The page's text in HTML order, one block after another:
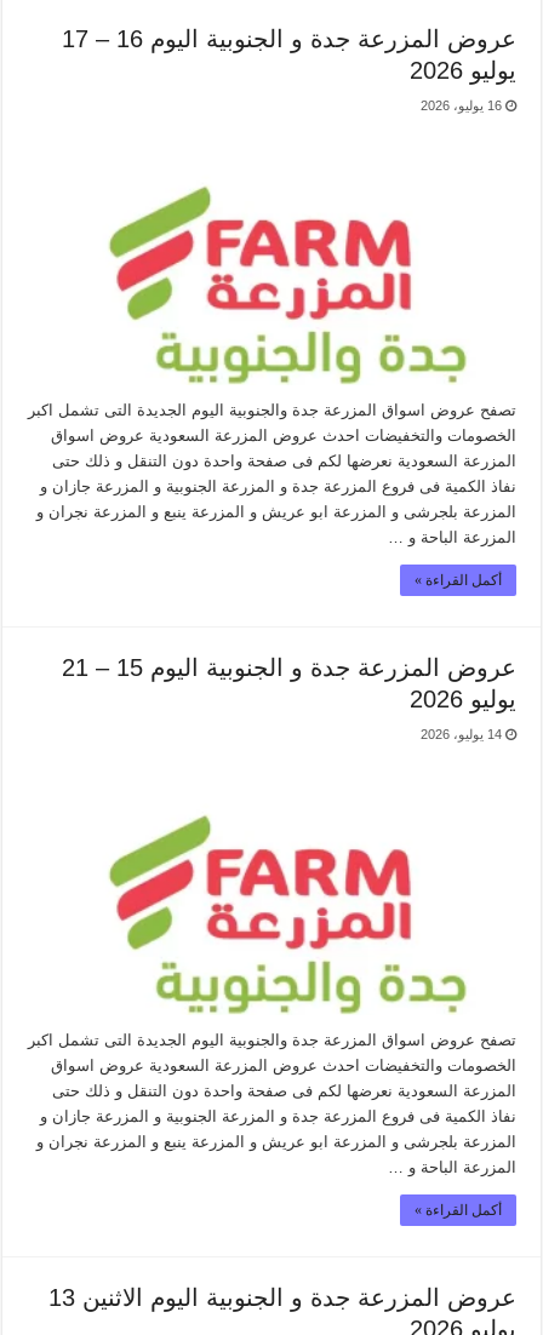
عروض المزرعة جدة و الجنوبية اليوم 16 – 17
يوليو 2026
16 يوليو، 2026
تصفح عروض اسواق المزرعة جدة والجنوبية اليوم الجديدة التى تشمل اكبر
الخصومات والتخفيضات احدث عروض المزرعة السعودية عروض اسواق
المزرعة السعودية نعرضها لكم فى صفحة واحدة دون التنقل و ذلك حتى
نفاذ الكمية فى فروع المزرعة جدة و المزرعة الجنوبية و المزرعة جازان و
المزرعة بلجرشى و المزرعة ابو عريش و المزرعة ينبع و المزرعة نجران و
المزرعة الباحة و …
أكمل القراءة »
عروض المزرعة جدة و الجنوبية اليوم 15 – 21
يوليو 2026
14 يوليو، 2026
تصفح عروض اسواق المزرعة جدة والجنوبية اليوم الجديدة التى تشمل اكبر
الخصومات والتخفيضات احدث عروض المزرعة السعودية عروض اسواق
المزرعة السعودية نعرضها لكم فى صفحة واحدة دون التنقل و ذلك حتى
نفاذ الكمية فى فروع المزرعة جدة و المزرعة الجنوبية و المزرعة جازان و
المزرعة بلجرشى و المزرعة ابو عريش و المزرعة ينبع و المزرعة نجران و
المزرعة الباحة و …
أكمل القراءة »
عروض المزرعة جدة و الجنوبية اليوم الاثنين 13
يوليو 2026